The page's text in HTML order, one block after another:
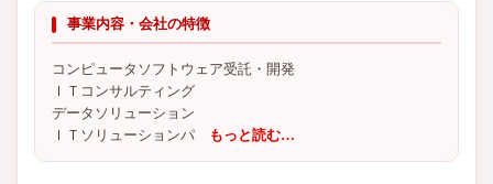
事業内容・会社の特徴
コンピュータソフトウェア受託・開発
ＩＴコンサルティング
データソリューション
ＩＴソリューションパ もっと読む…